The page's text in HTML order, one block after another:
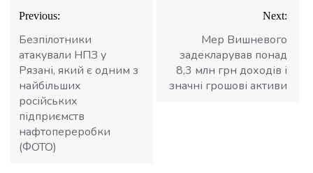
Навігація
записів
Previous:
Безпілотники
атакували НПЗ у
Рязані, який є одним з
найбільших
російських
підприємств
нафтопереробки
(ФОТО)
Next:
Мер Вишневого
задекларував понад
8,3 млн грн доходів і
значні грошові активи